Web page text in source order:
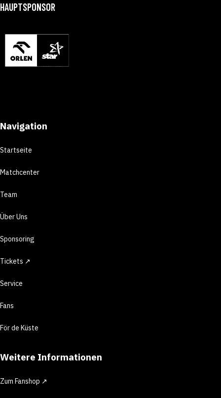
HAUPTSPONSOR
Navigation
Startseite
Matchcenter
Team
Über Uns
Sponsoring
Tickets ↗
Service
Fans
För de Küste
Weitere Informationen
Zum Fanshop ↗